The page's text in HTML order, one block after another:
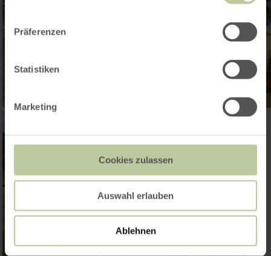
Präferenzen
Statistiken
Marketing
Cookies zulassen
Auswahl erlauben
Ablehnen